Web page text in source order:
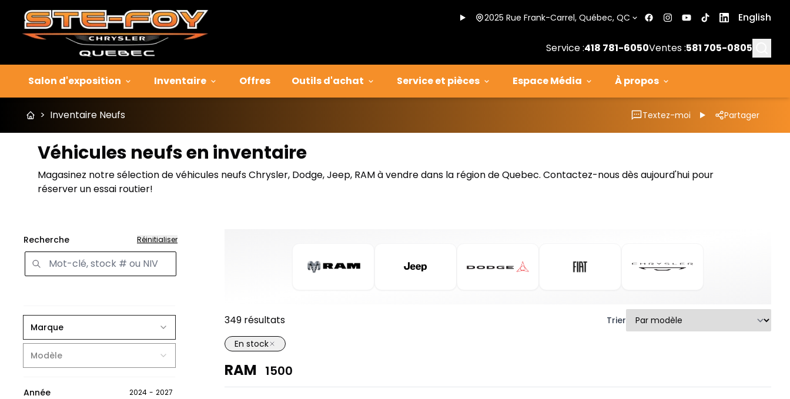
2025 Rue Frank-Carrel, Québec, QC English
Service :418 781-6050Ventes :581 705-0805
Salon d'exposition Inventaire Offres Outils d'achat Service et pièces Espace Média À propos
> Inventaire Neufs Textez-moi Partager
Véhicules neufs en inventaire
Magasinez notre sélection de véhicules neufs Chrysler, Dodge, Jeep, RAM à vendre dans la région de Quebec. Contactez-nous dès aujourd'hui pour
réserver un essai routier!
Recherche Réinitialiser
Marque
Modèle
Année 2024 - 2027
349 résultats
Trier
En stock
RAM 1500
1/7
En stock En stock 1/17
En stock